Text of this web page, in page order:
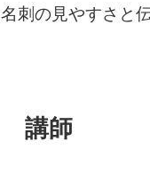
名刺の見やすさと
講師